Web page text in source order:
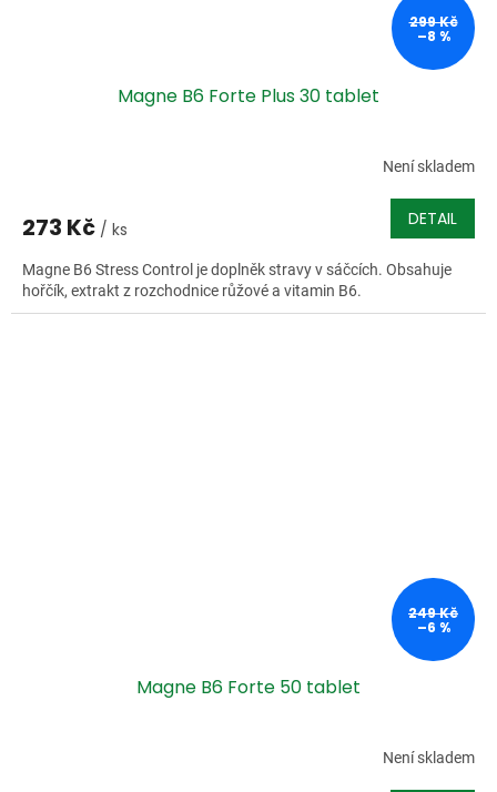
299 Kč
–8 %
Magne B6 Forte Plus 30 tablet
Není skladem
273 Kč / ks DETAIL
Magne B6 Stress Control je doplněk stravy v sáčcích. Obsahuje
hořčík, extrakt z rozchodnice růžové a vitamin B6.
249 Kč
–6 %
Magne B6 Forte 50 tablet
Není skladem